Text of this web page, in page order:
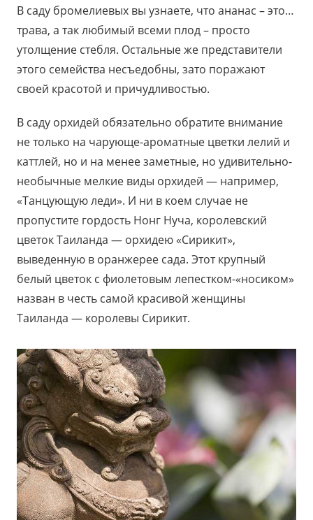
В саду бромелиевых вы узнаете, что ананас – это…
трава, а так любимый всеми плод – просто
утолщение стебля. Остальные же представители
этого семейства несъедобны, зато поражают
своей красотой и причудливостью.
В саду орхидей обязательно обратите внимание
не только на чарующе-ароматные цветки лелий и
каттлей, но и на менее заметные, но удивительно-
необычные мелкие виды орхидей — например,
«Танцующую леди». И ни в коем случае не
пропустите гордость Нонг Нуча, королевский
цветок Таиланда — орхидею «Сирикит»,
выведенную в оранжерее сада. Этот крупный
белый цветок с фиолетовым лепестком-«носиком»
назван в честь самой красивой женщины
Таиланда — королевы Сирикит.